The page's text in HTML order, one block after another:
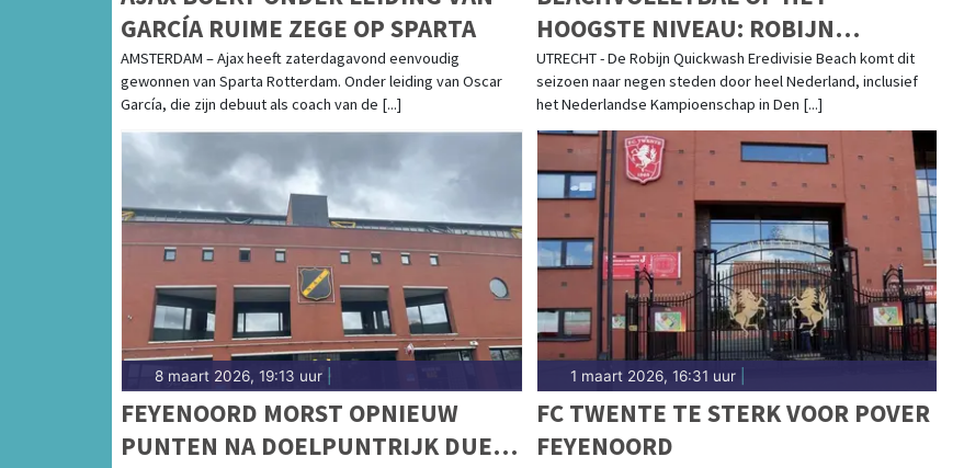
GARCÍA RUIME ZEGE OP SPARTA
AMSTERDAM – Ajax heeft zaterdagavond eenvoudig
gewonnen van Sparta Rotterdam. Onder leiding van Oscar
García, die zijn debuut als coach van de [...]
HOOGSTE NIVEAU: ROBIJN
QUICKWASH EREDIVISIE BEACH
2026 KOMT NAAR NEGEN STEDEN
UTRECHT - De Robijn Quickwash Eredivisie Beach komt dit
seizoen naar negen steden door heel Nederland, inclusief
het Nederlandse Kampioenschap in Den [...]
8 maart 2026, 19:13 uur
FEYENOORD MORST OPNIEUW
PUNTEN NA DOELPUNTRIJK DUEL
1 maart 2026, 16:31 uur|
FC TWENTE TE STERK VOOR POVER
FEYENOORD